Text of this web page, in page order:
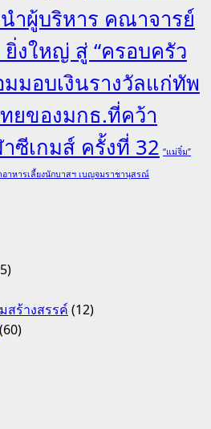
ำผู้บริหาร คณาจารย์
งใหญ่ สู่ “ครอบครัว
มมอบเงินรางวัลแก่ทัพ
ยของมกธ.ที่คว้า
ซีเกมส์ ครั้งที่ 32 “แม่จิ๋ม”
าหารเลี้ยงนักบาสฯ เบญจมราชานุสรณ์
สร้างสรรค์(12)
(60)